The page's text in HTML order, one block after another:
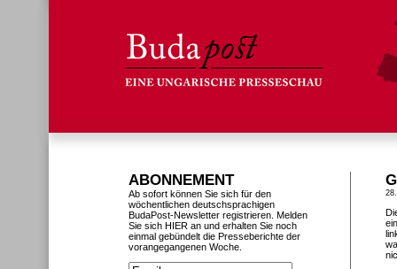
ABONNEMENT
Ab sofort können Sie sich für den
wöchentlichen deutschsprachigen
BudaPost-Newsletter registrieren. Melden
Sie sich HIER an und erhalten Sie noch
einmal gebündelt die Presseberichte der
vorangegangenen Woche.